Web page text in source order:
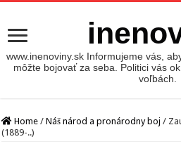
www.inenoviny.sk Informujeme vás,
môžte bojovať za seba. Politici vás
voľbách.
Home / Náš národ a pronárodny boj /
(1889-..)